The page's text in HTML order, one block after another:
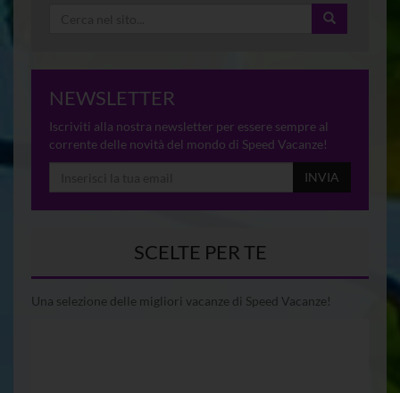
NEWSLETTER
Iscriviti alla nostra newsletter per essere sempre al
corrente delle novità del mondo di Speed Vacanze!
INVIA
SCELTE PER TE
Una selezione delle migliori vacanze di Speed Vacanze!